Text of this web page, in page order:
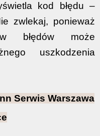
kod błędu –
zwlekaj, ponieważ
błędów może
uszkodzenia
Serwis Warszawa